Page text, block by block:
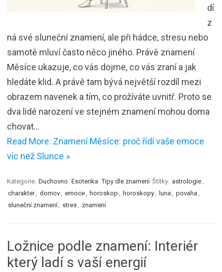
dí
z
ná své sluneční znamení, ale při hádce, stresu nebo
samotě mluví často něco jiného. Právě znamení
Měsíce ukazuje, co vás dojme, co vás zraní a jak
hledáte klid. A právě tam bývá největší rozdíl mezi
obrazem navenek a tím, co prožíváte uvnitř. Proto se
dva lidé narození ve stejném znamení mohou doma
chovat…
Read More: Znamení Měsíce: proč řídí vaše emoce
víc než Slunce »
Kategorie: Duchovno Esoterika Tipy dle znamení Štítky: astrologie
charakter
domov emoce horoskop horoskopy luna povaha
sluneční znamení
stres znamení
Ložnice podle znamení: Interiér
který ladí s vaší energií